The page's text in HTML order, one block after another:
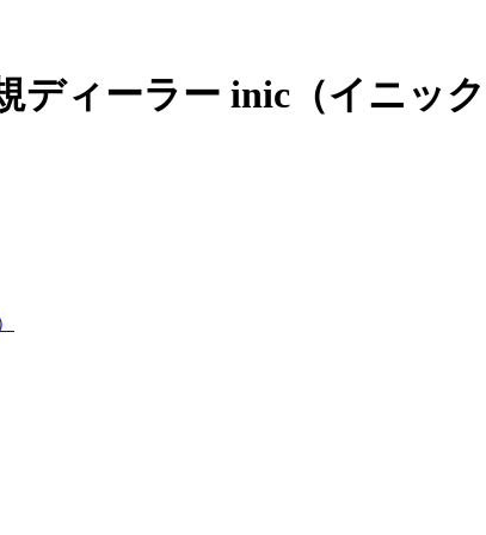
ディーラー inic（イニッ